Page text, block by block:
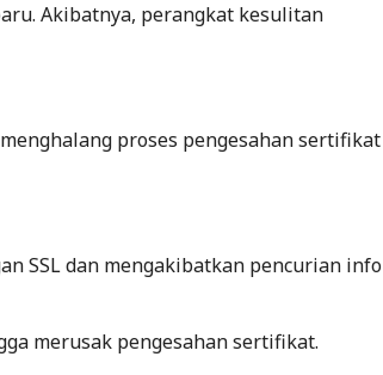
Akibatnya, perangkat kesulitan
proses pengesahan sertifikat
SSL dan mengakibatkan pencurian info
merusak pengesahan sertifikat.